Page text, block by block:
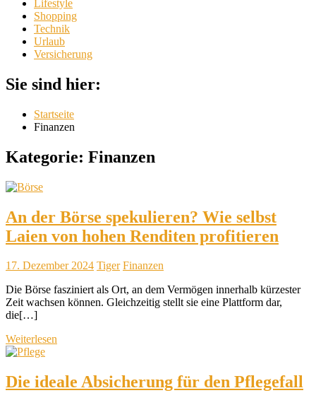
Lifestyle
Shopping
Technik
Urlaub
Versicherung
Sie sind hier:
Startseite
Finanzen
Kategorie: Finanzen
An der Börse spekulieren? Wie selbst
Laien von hohen Renditen profitieren
17. Dezember 2024 Tiger Finanzen
Die Börse fasziniert als Ort, an dem Vermögen innerhalb kürzester
Zeit wachsen können. Gleichzeitig stellt sie eine Plattform dar,
die[…]
Weiterlesen
Die ideale Absicherung für den Pflegefall